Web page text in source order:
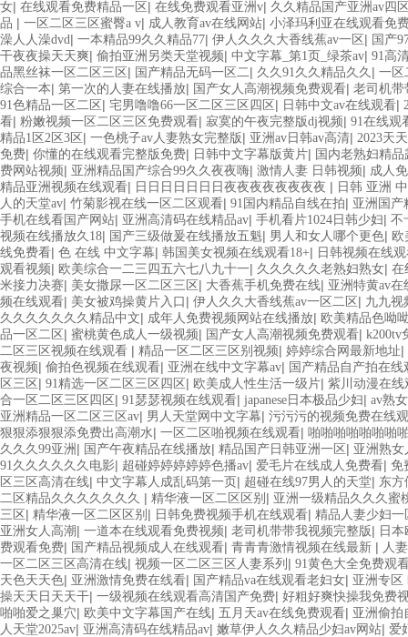
女| 在线观看免费精品一区 | 在线免费观看亚洲v| 久久精品国产亚洲av四
品 | 一区二区三区蜜臀a v| 成人教育av在线网站| 小泽玛利亚在线观看免
澡人人澡dvd| 一本精品99久久精品77| 伊人久久久大香线蕉av一区 | 国产
干夜夜操天天爽| 偷拍亚洲另类天堂视频| 中文字幕_第1页_绿茶av| 91高
品黑丝袜一区二区三区 | 国产精品无码一区二| 久久91久久精品久久 | 一区
综合一本| 第一次的人妻在线播放| 国产女人高潮视频免费观看| 老司机带
91色精品一区二区 | 宅男噜噜66一区二区三区四区 | 日韩中文av在线观看|
看| 粉嫩视频一区二区三区免费观看| 寂寞的午夜完整版dj视频| 91在线观
精品1区2区3区 | 一色桃子av人妻熟女完整版 | 亚洲av日韩av高清| 2023天
免费| 你懂的在线观看完整版免费| 日韩中文字幕版黄片| 国内老熟妇精
费网站视频| 亚洲精品国产综合99久久夜夜嗨| 激情人妻 日韩视频| 成人
精品亚洲视频在线观看| 日日日日日日日夜夜夜夜夜夜夜夜 | 日韩 亚洲
人的天堂av| 竹菊影视在线一区二区观看| 91国内精品自线在拍| 亚洲国产
手机在线看国产网站| 亚洲高清码在线精品av| 手机看片1024日韩少妇| 不
视频在线播放久18| 国产三级做爰在线播放五魁| 男人和女人哪个更色|
线免费看| 色 在线 中文字幕| 韩国美女视频在线观看18+| 日韩视频在线
观看视频| 欧美综合一二三四五六七八九十一| 久久久久久老熟妇熟女| 在
米接力决赛| 美女撒尿一区二区三区 | 大香蕉手机免费在线| 亚洲特黄av在
频在线观看| 美女被鸡操黄片入口 | 伊人久久大香线蕉av一区二区 | 九九视
久久久久久久久精品中文| 成年人免费视频网站在线播放| 欧美精品色呦
品一区二区 | 蜜桃黄色成人一级视频| 国产女人高潮视频免费观看| k200tv
二区三区视频在线观看 | 精品一区二区三区别视频| 婷婷综合网最新地址|
夜视频| 偷拍色视频在线观看| 亚洲在线中文字幕av| 国产精品自产拍在线
区三区 | 91精选一区二区三区四区 | 欧美成人性生活一级片| 紫川动漫在
合一区二区三区四区 | 91瑟瑟视频在线观看| japanese日本极品少妇| av熟
亚洲精品一区二区三区av| 男人天堂网中文字幕| 污污污的视频免费在线
狠狠添狠狠添免费出高潮水| 一区二区啪视频在线观看| 啪啪啪啪啪啪啪
久久久99亚洲 | 国产午夜精品在线播放| 精品国产日韩亚洲一区 | 亚洲熟女
91久久久久久久电影| 超碰婷婷婷婷婷色播av| 爱毛片在线成人免费看| 免
区三区高清在线| 中文字幕人成乱码第一页 | 超碰在线97男人的天堂| 东方
二区精品久久久久久久久 | 精华液一区二区区别 | 亚洲一级精品久久久蜜
三区 | 精华液一区二区区别 | 日韩免费视频手机在线观看| 精品人妻少妇一
亚洲女人高潮| 一道本在线观看免费视频| 老司机带带我视频完整版 | 日本
费观看免费| 国产精品视频成人在线观看| 青青青激情视频在线最新 | 人
一区二区三区高清在线| 视频一区二区三区人妻系列 | 91黄色大全免费观
天色天天色| 亚洲激情免费在线看| 国产精品va在线观看老妇女| 亚洲专区
操天天日天天干| 一级视频在线观看高清国产免费| 好粗好爽快操我免费
啪啪爱之巢穴| 欧美中文字幕国产在线| 五月天av在线免费观看| 亚洲偷拍
人天堂2025av| 亚洲高清码在线精品av| 嫩草伊人久久精品少妇av网站| 爱